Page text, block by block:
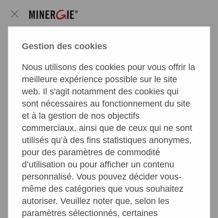
Qui sont les partenaires
spécialistes Minergie ?
Gros plan sur nos partenaires spécialistes
Gestion des cookies
Nous utilisons des cookies pour vous offrir la
meilleure expérience possible sur le site
web. Il s'agit notamment des cookies qui
sont nécessaires au fonctionnement du site
et à la gestion de nos objectifs
commerciaux, ainsi que de ceux qui ne sont
utilisés qu’à des fins statistiques anonymes,
pour des paramètres de commodité
d’utilisation ou pour afficher un contenu
personnalisé. Vous pouvez décider vous-
même des catégories que vous souhaitez
autoriser. Veuillez noter que, selon les
paramètres sélectionnés, certaines